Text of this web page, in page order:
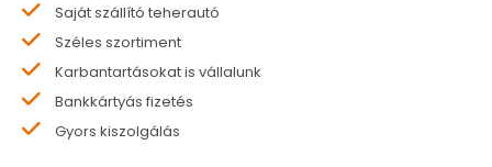
Saját szállító teherautó
Széles szortiment
Karbantartásokat is vállalunk
Bankkártyás fizetés
Gyors kiszolgálás